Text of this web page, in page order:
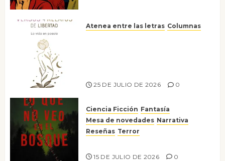
Atenea entre las letras Columnas
25 DE JULIO DE 2026 0
Ciencia Ficción Fantasía
Mesa de novedades Narrativa
Reseñas Terror
15 DE JULIO DE 2026 0